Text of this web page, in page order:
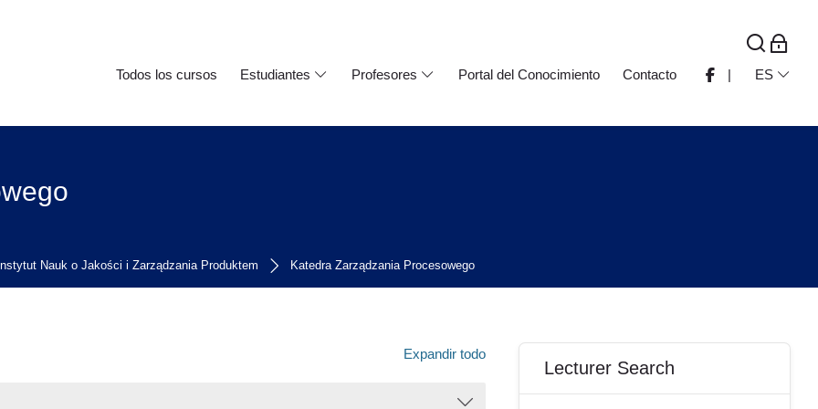
Todos los cursos Estudiantes Profesores Portal del Conocimiento Contacto | ES
Instytut Nauk o Jakości i Zarządzania Produktem Katedra Zarządzania Procesowego
Expandir todo Bloques
Lecturer Search